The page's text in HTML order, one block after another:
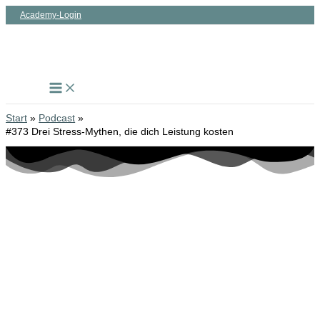
ZumAcademy-Login
Start
Podcast
#373 Drei Stress-Mythen, die dich Leistung kosten